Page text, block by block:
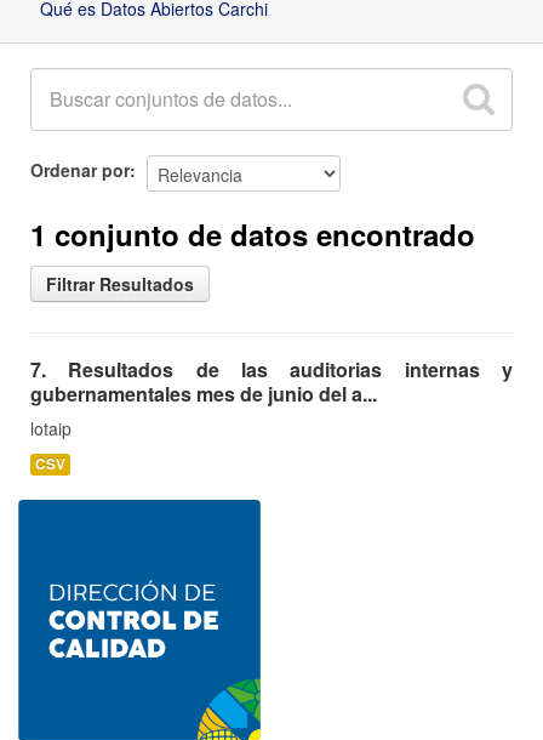
Qué es Datos Abiertos Carchi
Ordenar por
1 conjunto de datos encontrado
Filtrar Resultados
7. Resultados de las auditorias internas y
gubernamentales mes de junio del a...
lotaip
CSV